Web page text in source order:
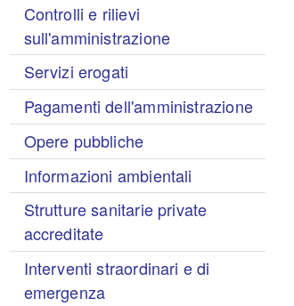
Controlli e rilievi
sull'amministrazione
Servizi erogati
Pagamenti dell'amministrazione
Opere pubbliche
Informazioni ambientali
Strutture sanitarie private
accreditate
Interventi straordinari e di
emergenza